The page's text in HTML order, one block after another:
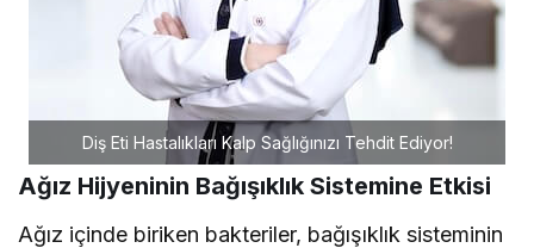
Diş Eti Hastalıkları Kalp Sağlığınızı Tehdit Ediyor!
Ağız Hijyeninin Bağışıklık Sistemine Etkisi
Ağız içinde biriken bakteriler, bağışıklık sisteminin